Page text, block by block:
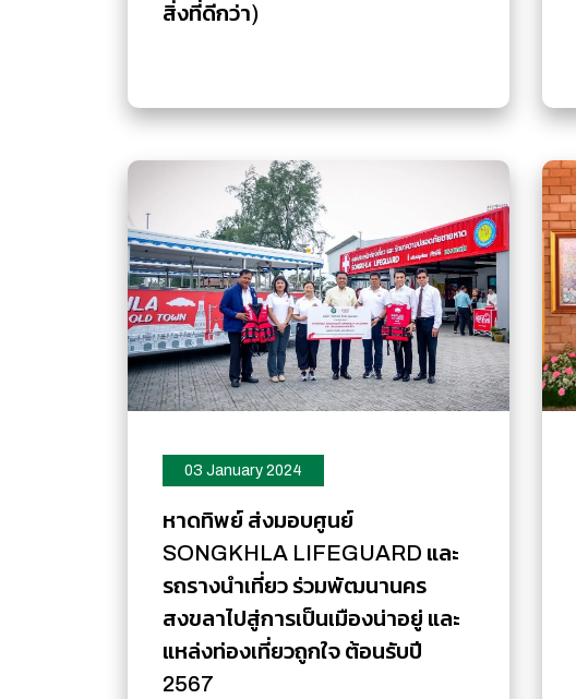
สิ่งที่ดีกว่า)
03 January 2024
หาดทิพย์ ส่งมอบศูนย์
SONGKHLA LIFEGUARD และ
รถรางนำเที่ยว ร่วมพัฒนานคร
สงขลาไปสู่การเป็นเมืองน่าอยู่ และ
แหล่งท่องเที่ยวถูกใจ ต้อนรับปี
2567